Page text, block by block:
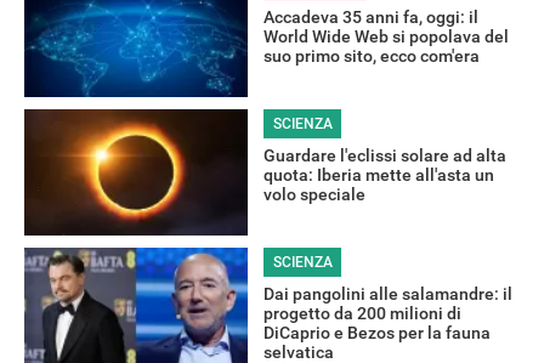
Accadeva 35 anni fa, oggi: il
World Wide Web si popolava del
suo primo sito, ecco com'era
SCIENZA
Guardare l'eclissi solare ad alta
quota: Iberia mette all'asta un
volo speciale
SCIENZA
Dai pangolini alle salamandre: il
progetto da 200 milioni di
DiCaprio e Bezos per la fauna
selvatica